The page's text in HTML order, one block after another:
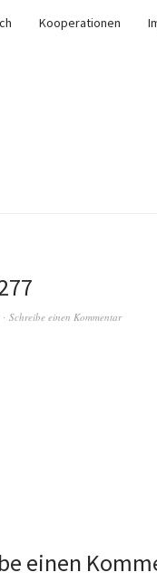
Kooperationen
Schreibe einen Kommentar
einen